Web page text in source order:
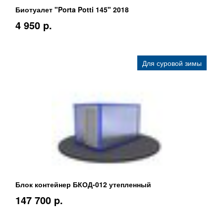
Биотуалет "Porta Potti 145" 2018
4 950 p.
Для суровой зимы
Блок контейнер БКОД-012 утепленный
147 700 p.